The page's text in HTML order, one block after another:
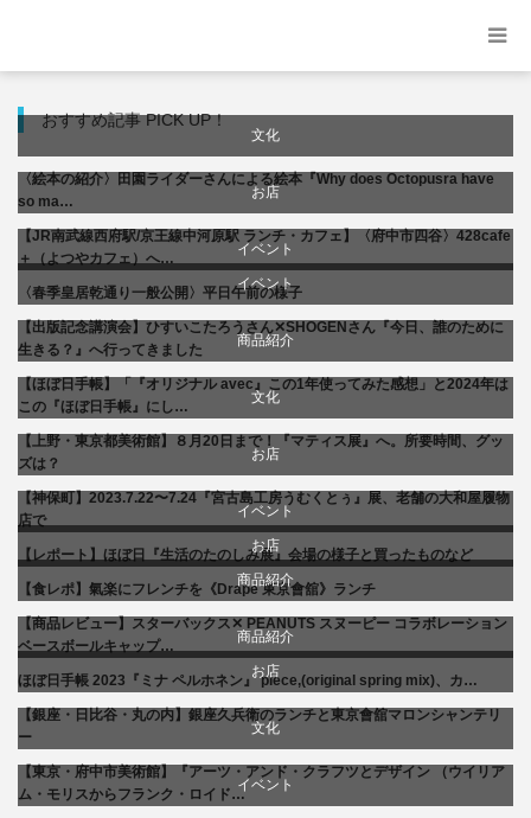
おすすめ記事 PICK UP！
文化
〈絵本の紹介〉田園ライダーさんによる絵本『Why does Octopusra have
so ma…
お店
商品紹介
料理
【JR南武線西府駅/京王線中河原駅 ランチ・カフェ】〈府中市四谷〉428cafe
＋（よつやカフェ）へ…
イベント
文化
〈春季皇居乾通り一般公開〉平日午前の様子
イベント
文化
書評・読書の引き出し
【出版記念講演会】ひすいこたろうさん✕SHOGENさん『今日、誰のために
生きる？』へ行ってきました
商品紹介
生活
【ほぼ日手帳】「『オリジナル avec』この1年使ってみた感想」と2024年は
この『ほぼ日手帳』にし…
文化
美術展・美術館・博物館巡り
【上野・東京都美術館】８月20日まで！『マティス展』へ。所要時間、グッ
ズは？
お店
商品紹介
文化
生活
贈り物・プレゼント
【神保町】2023.7.22〜7.24『宮古島工房うむくとぅ』展、老舗の大和屋履物
店で
イベント
お店
商品紹介
文化
【レポート】ほぼ日『生活のたのしみ展』会場の様子と買ったものなど
お店
食べ物
【食レポ】氣楽にフレンチを《Drape 東京會舘》ランチ
商品紹介
【商品レビュー】スターバックス✕ PEANUTS スヌーピー コラボレーション
ベースボールキャップ…
商品紹介
生活
ほぼ日手帳 2023『ミナ ペルホネン』 piece,(original spring mix)、カ…
お店
食べ物
【銀座・日比谷・丸の内】銀座久兵衛のランチと東京會舘マロンシャンテリ
ー
文化
美術展・美術館・博物館巡り
【東京・府中市美術館】『アーツ・アンド・クラフツとデザイン （ウイリア
ム・モリスからフランク・ロイド…
イベント